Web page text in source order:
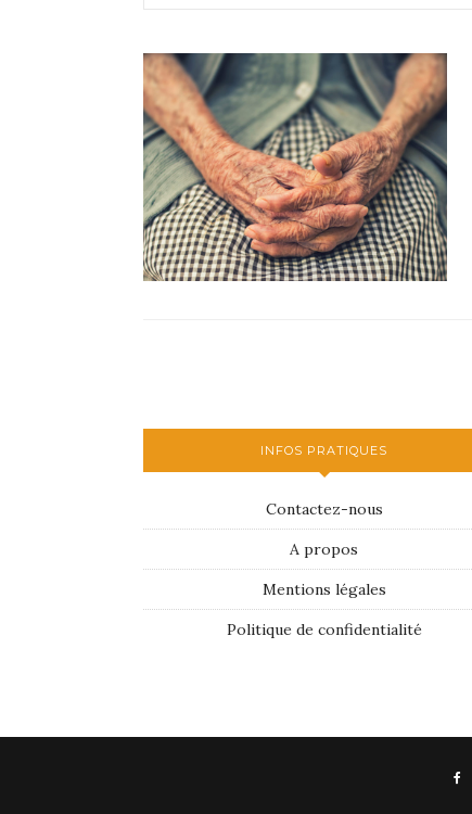
INFOS PRATIQUES
Contactez-nous
A propos
Mentions légales
Politique de confidentialité